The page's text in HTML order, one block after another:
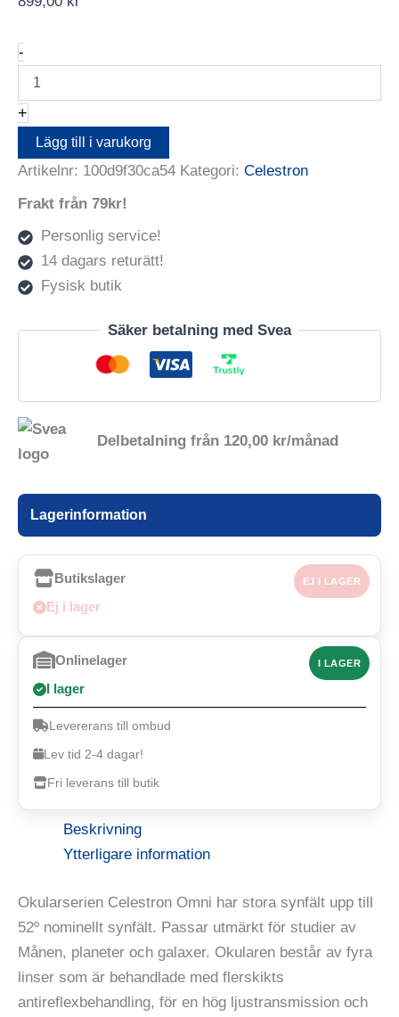
-Celestron
Omni
Plossl
Eyepiece
32mm
mängd
+
Lägg till i varukorg
Artikelnr: 100d9f30ca54 Kategori: Celestron
Frakt från 79kr!
Personlig service!
14 dagars returätt!
Fysisk butik
Säker betalning med Svea
Delbetalning från 120,00 kr/månad
Lagerinformation
Butikslager EJ I LAGER
Ej i lager
Onlinelager I LAGER
I lager
Levererans till ombud
Lev tid 2-4 dagar!
Fri leverans till butik
Beskrivning
Ytterligare information
Okularserien Celestron Omni har stora synfält upp till
52º nominellt synfält. Passar utmärkt för studier av
Månen, planeter och galaxer. Okularen består av fyra
linser som är behandlade med flerskikts
antireflexbehandling, för en hög ljustransmission och